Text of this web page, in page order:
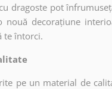
dragoste pot
decorațiune
te întorci.
pe un material de